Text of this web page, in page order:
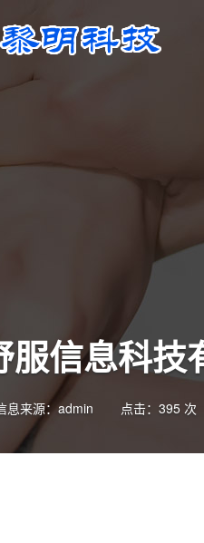
服信息科技
息来源：admin 点击：395 次